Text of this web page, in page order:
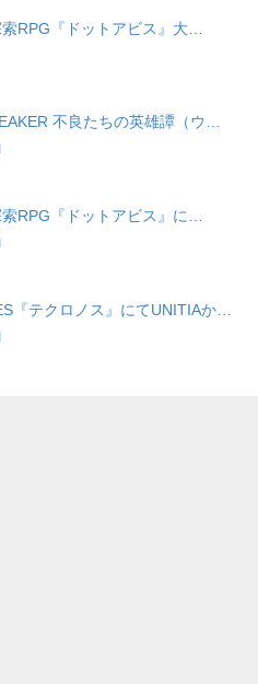
RPG『ドットアビス』大…
不良たちの英雄譚（ウ…
RPG『ドットアビス』に…
『テクロノス』にてUNITIAか…